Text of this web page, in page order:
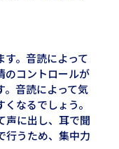
す。音読によって
のコントロールが
。音読によって気
なるでしょう。
声に出し、耳で聞
行うため、集中力